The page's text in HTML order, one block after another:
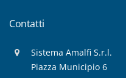
Contatti
Sistema Amalfi S.r.l.
Piazza Municipio 6